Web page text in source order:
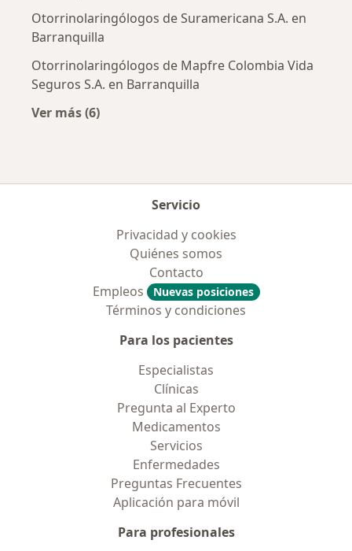
Otorrinolaringólogos de Suramericana S.A. en
Barranquilla
Otorrinolaringólogos de Mapfre Colombia Vida
Seguros S.A. en Barranquilla
Ver más (6)
Servicio
Privacidad y cookies
Quiénes somos
Contacto
Empleos
Nuevas posiciones
Términos y condiciones
Para los pacientes
Especialistas
Clínicas
Pregunta al Experto
Medicamentos
Servicios
Enfermedades
Preguntas Frecuentes
Aplicación para móvil
Para profesionales